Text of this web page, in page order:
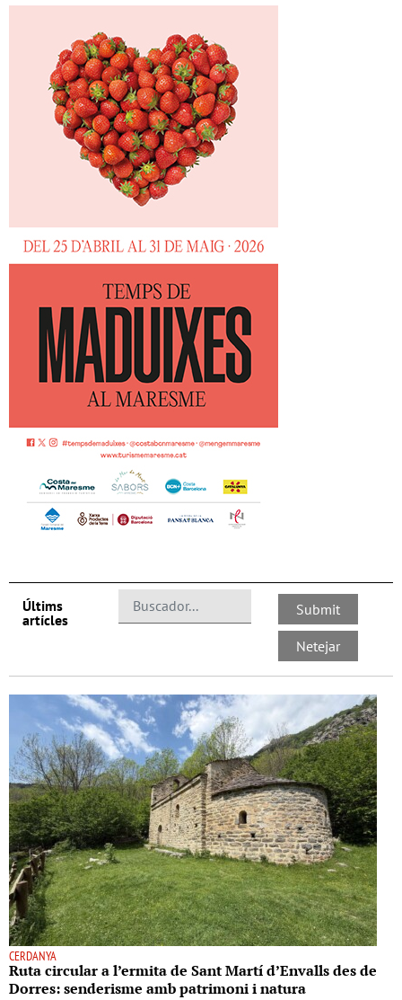
Últims
artícles
CERDANYA
Ruta circular a l’ermita de Sant Martí d’Envalls des de
Dorres: senderisme amb patrimoni i natura